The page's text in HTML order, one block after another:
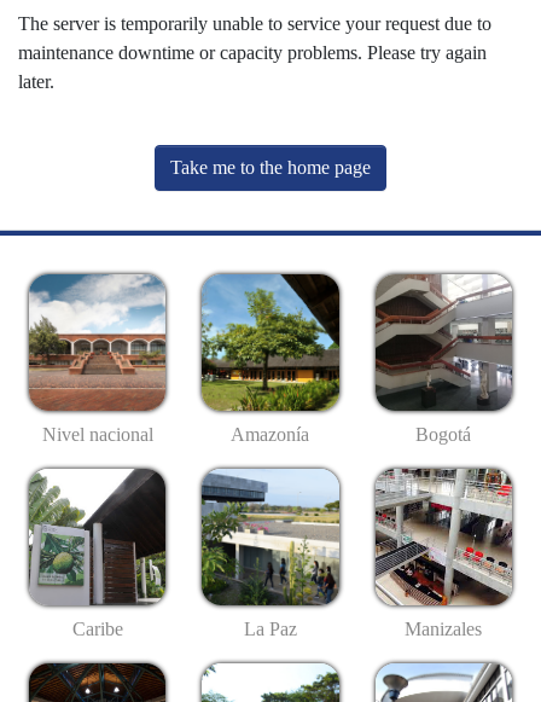
The server is temporarily unable to service your request due to
maintenance downtime or capacity problems. Please try again
later.
Take me to the home page
Nivel nacional Amazonía Bogotá
Caribe La Paz Manizales